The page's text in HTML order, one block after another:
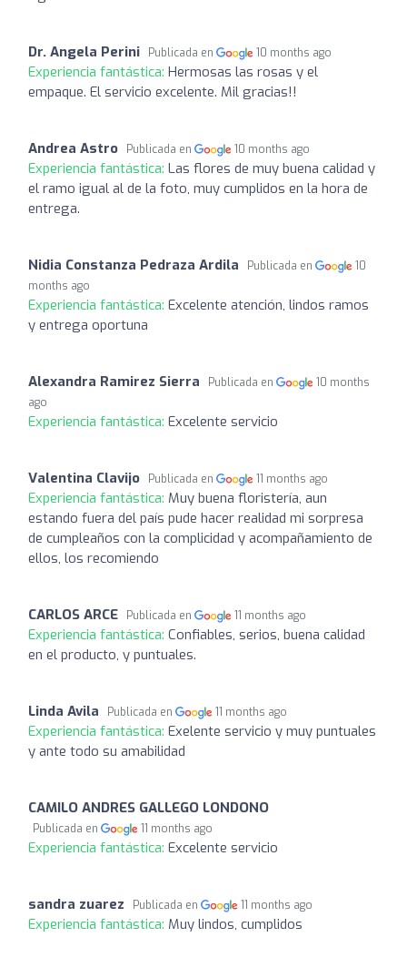
Dr. Angela Perini Publicada en 10 months ago
Experiencia fantástica: Hermosas las rosas y el
empaque. El servicio excelente. Mil gracias!!
Andrea Astro Publicada en 10 months ago
Experiencia fantástica: Las flores de muy buena calidad y
el ramo igual al de la foto, muy cumplidos en la hora de
entrega.
Nidia Constanza Pedraza Ardila Publicada en
10
months ago
Experiencia fantástica: Excelente atención, lindos ramos
y entrega oportuna
Alexandra Ramirez Sierra Publicada en
10 months
ago
Experiencia fantástica: Excelente servicio
Valentina Clavijo Publicada en 11 months ago
Experiencia fantástica: Muy buena floristería, aun
estando fuera del país pude hacer realidad mi sorpresa
de cumpleaños con la complicidad y acompañamiento de
ellos, los recomiendo
CARLOS ARCE Publicada en 11 months ago
Experiencia fantástica: Confiables, serios, buena calidad
en el producto, y puntuales.
Linda Avila Publicada en 11 months ago
Experiencia fantástica: Exelente servicio y muy puntuales
y ante todo su amabilidad
CAMILO ANDRES GALLEGO LONDONO
Publicada en 11 months ago
Experiencia fantástica: Excelente servicio
sandra zuarez Publicada en 11 months ago
Experiencia fantástica: Muy lindos, cumplidos